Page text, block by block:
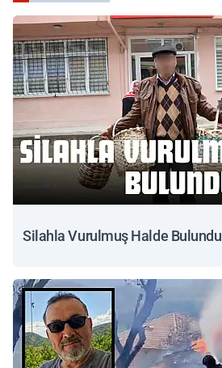
Silahla Vurulmuş Halde Bulundu